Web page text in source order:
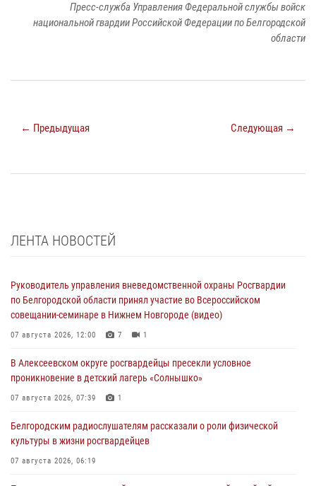
Пресс-служба Управления Федеральной службы войск
национальной гвардии Российской Федерации по Белгородской
области
← Предыдущая Следующая →
ЛЕНТА НОВОСТЕЙ
Руководитель управления вневедомственной охраны Росгвардии
по Белгородской области принял участие во Всероссийском
совещании-семинаре в Нижнем Новгороде (видео)
07 августа 2026, 12:00 7 1
В Алексеевском округе росгвардейцы пресекли условное
проникновение в детский лагерь «Солнышко»
07 августа 2026, 07:39 1
Белгородским радиослушателям рассказали о роли физической
культуры в жизни росгвардейцев
07 августа 2026, 06:19